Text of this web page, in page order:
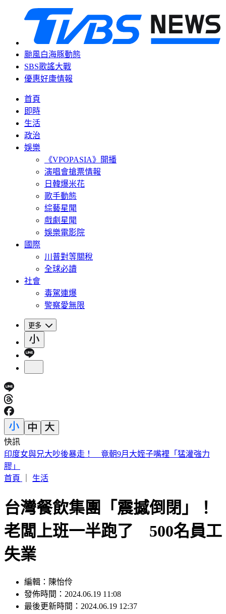
颱風白海豚動態
SBS歌謠大戰
優惠好康情報
首頁
即時
生活
政治
娛樂
《VPOPASIA》開播
演唱會搶票情報
日韓爆米花
歌手動態
綜藝星聞
戲劇星聞
娛樂電影院
國際
川普對等關稅
全球必讀
社會
毒駕連爆
警察愛無限
更多
快訊
白海豚颱風「紮實雨帶」又來了！鄭明典急籲：晚上別出門
首頁
台灣餐飲集團「震撼倒閉」！
老闆上班一半跑了 500名員工
失業
發佈時間：2024.06.19 11:08
最後更新時間：2024.06.19 12:37